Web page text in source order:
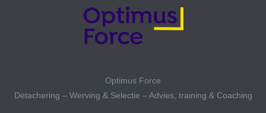
Optimus Force
Detachering – Werving & Selectie – Advies, training & Coaching